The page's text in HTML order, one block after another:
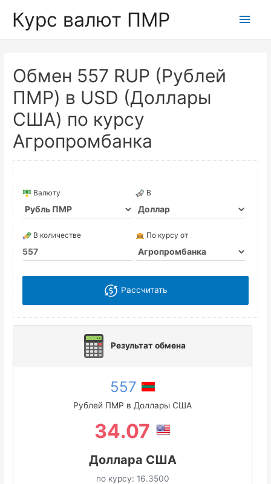
Курс валют ПМР
Обмен 557 RUP (Рублей
ПМР) в USD (Доллары
США) по курсу
Агропромбанка
Валюту В
В количестве По курсу от
Рассчитать
Результат обмена
557
Рублей ПМР в Доллары США
34.07
Доллара США
по курсу: 16.3500